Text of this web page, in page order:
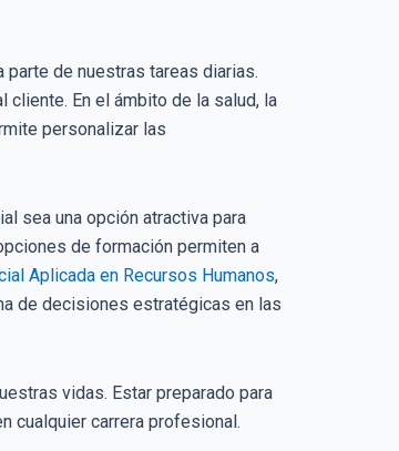
de nuestras tareas diarias.
En el ámbito de la salud, la
personalizar las
sea una opción atractiva para
de formación permiten a
Aplicada en Recursos Humanos,
de decisiones estratégicas en las
vidas. Estar preparado para
cualquier carrera profesional.